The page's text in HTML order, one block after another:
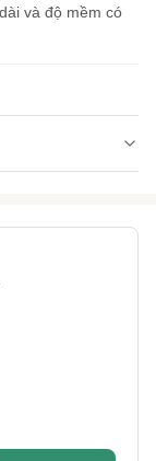
và độ mềm có